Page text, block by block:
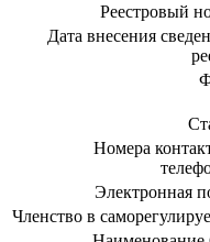
Реестровый
Дата внесения
Номера
Электронная
Членство в